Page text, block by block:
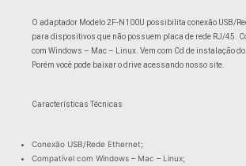
O adaptador Modelo 2F-N100U possibilita conexão USB/
para dispositivos que não possuem placa de rede RJ/45.
com Windows – Mac – Linux. Vem com Cd de instalação do
Porém você pode baixar o drive acessando nosso site.
Características Técnicas
Conexão USB/Rede Ethernet;
Compatível com Windows – Mac – Linux;